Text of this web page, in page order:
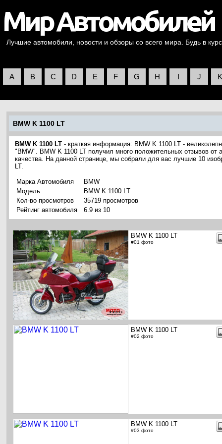
Лучшие автомобили, новости и обзоры со всего мира. Будь в
A B C D E F G H I J K
BMW K 1100 LT
BMW K 1100 LT - краткая информация: BMW K 1100 LT -
"BMW". BMW K 1100 LT получил много положительных отзывов от
качества. На данной странице, мы собрали для вас лучшие 10
LT.
Марка Автомобиля
BMW
Модель
BMW K 1100 LT
Кол-во просмотров
35719 просмотров
Рейтинг автомобиля
6.9 из 10
BMW K 1100 LT
#01 фото
BMW K 1100 LT
#02 фото
BMW K 1100 LT
#03 фото